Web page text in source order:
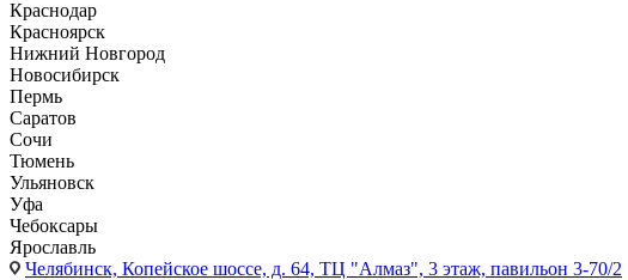
Краснодар
Красноярск
Нижний Новгород
Новосибирск
Пермь
Саратов
Сочи
Тюмень
Ульяновск
Уфа
Чебоксары
Ярославль
Челябинск, Копейское шоссе, д. 64, ТЦ "Алмаз", 3 этаж, павильон 3-70/2